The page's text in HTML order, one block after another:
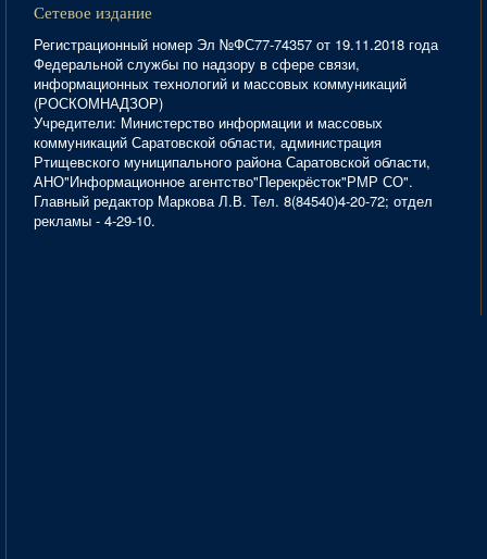
Сетевое издание
Регистрационный номер Эл №ФС77-74357 от 19.11.2018 года
Федеральной службы по надзору в сфере связи,
информационных технологий и массовых коммуникаций
(РОСКОМНАДЗОР)
Учредители: Министерство информации и массовых
коммуникаций Саратовской области, администрация
Ртищевского муниципального района Саратовской области,
АНО"Информационное агентство"Перекрёсток"РМР СО".
Главный редактор Маркова Л.В. Тел. 8(84540)4-20-72; отдел
рекламы - 4-29-10.